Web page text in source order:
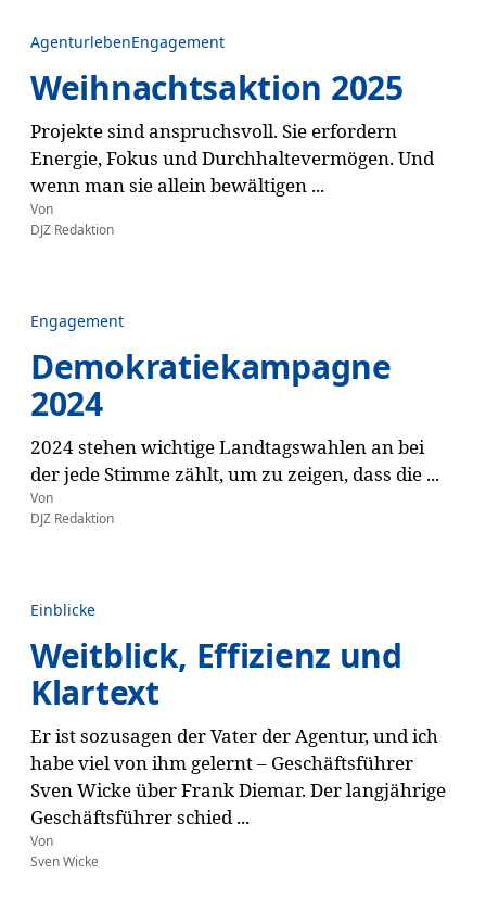
AgenturlebenEngagement
Weihnachtsaktion 2025
Projekte sind anspruchsvoll. Sie erfordern
Energie, Fokus und Durchhaltevermögen. Und
wenn man sie allein bewältigen ...
Von
DJZ Redaktion
Engagement
Demokratiekampagne
2024
2024 stehen wichtige Landtagswahlen an bei
der jede Stimme zählt, um zu zeigen, dass die ...
Von
DJZ Redaktion
Einblicke
Weitblick, Effizienz und
Klartext
Er ist sozusagen der Vater der Agentur, und ich
habe viel von ihm gelernt – Geschäftsführer
Sven Wicke über Frank Diemar. Der langjährige
Geschäftsführer schied ...
Von
Sven Wicke